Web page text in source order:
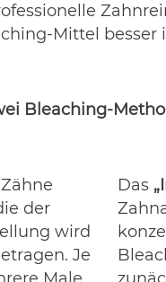
Mittel besser
Bleaching-
der
wird
Je
Das